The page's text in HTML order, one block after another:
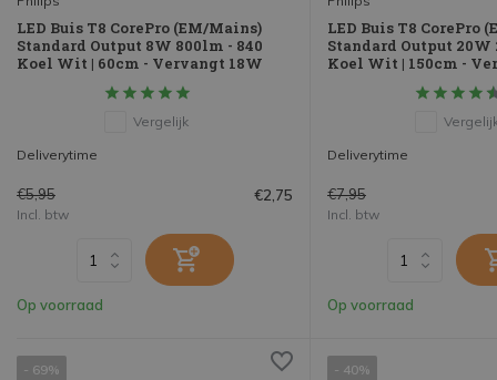
LED Buis T8 CorePro (EM/Mains)
Standard Output 8W 800lm - 840
Koel Wit | 60cm - Vervangt 18W
Vergelijk
Deliverytime
€5,95 €2,75
Incl. btw
Op voorraad
LED Buis T8 CorePro
Standard Output 20W
Koel Wit | 150cm -
Deliverytime
€7,95
Incl. btw
Op voorraad
- 69% - 40%